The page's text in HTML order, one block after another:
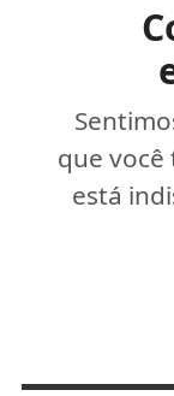
que você
está